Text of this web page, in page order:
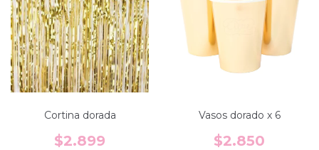
Cortina dorada
$2.899
Vasos dorado x 6
$2.850